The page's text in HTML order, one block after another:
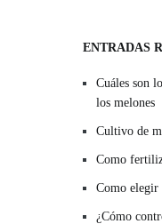
ENTRADAS
Cuáles son
los melones
Cultivo de
Como
Como elegir
¿Cómo